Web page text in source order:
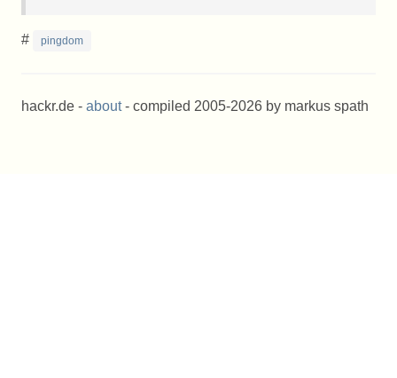
# pingdom
hackr.de - about- compiled 2005-2026 by markus spath